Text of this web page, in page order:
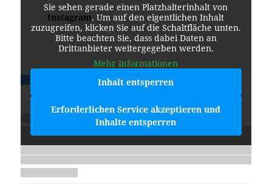
Sie sehen gerade einen Platzhalterinhalt von
Instagram. Um auf den eigentlichen Inhalt
zuzugreifen, klicken Sie auf die Schaltfläche unten.
Bitte beachten Sie, dass dabei Daten an
Drittanbieter weitergegeben werden.
Mehr Informationen
Inhalt entsperren
Erforderlichen Service akzeptieren und
Inhalte entsperren